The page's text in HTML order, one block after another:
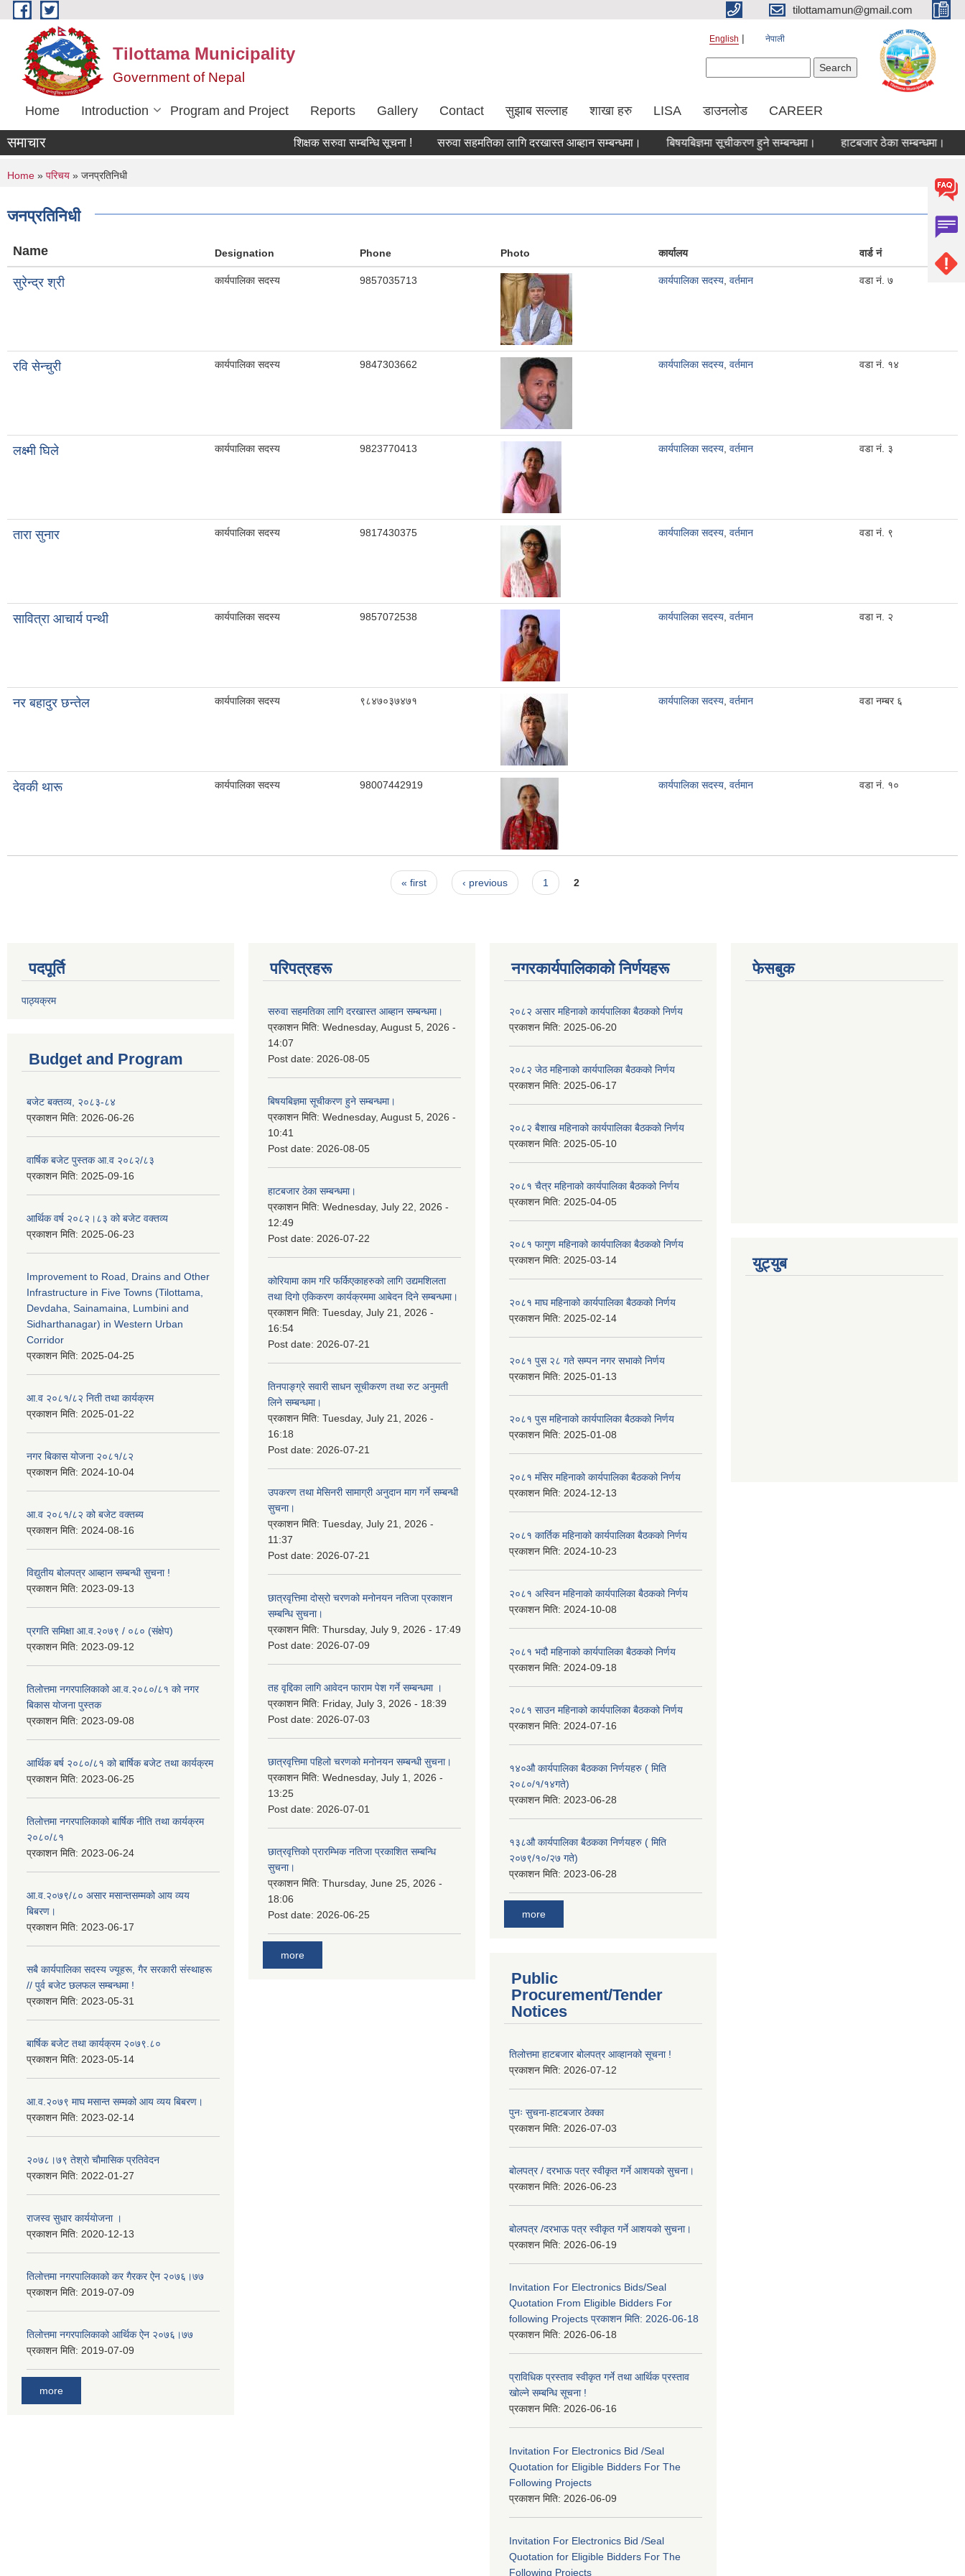
Skip to main content tilottamamun@gmail.com
Tilottama Municipality
Government of Nepal
English नेपाली
Home Introduction Program and Project Reports Gallery Contact सुझाब सल्लाह शाखा हरु LISA डाउनलोड CAREER
समाचार शिक्षक सरुवा सम्बन्धि सूचना ! सरुवा सहमतिका लागि दरखास्त आब्हान सम्बन्धमा। बिषयबिज्ञमा सूचीकरण हुने सम्बन्धमा। हाटबजार ठेका सम्बन्धमा।
You are here
Home » परिचय » जनप्रतिनिधी
जनप्रतिनिधी
Name Designation Phone Photo कार्यालय वार्ड नं
सुरेन्द्र श्री कार्यपालिका सदस्य 9857035713 कार्यपालिका सदस्य वर्तमान वडा नं. ७
रवि सेन्चुरी कार्यपालिका सदस्य 9847303662 कार्यपालिका सदस्य वर्तमान वडा नं. १४
लक्ष्मी घिले कार्यपालिका सदस्य 9823770413 कार्यपालिका सदस्य वर्तमान वडा नं. ३
तारा सुनार कार्यपालिका सदस्य 9817430375 कार्यपालिका सदस्य वर्तमान वडा नं. ९
सावित्रा आचार्य पन्थी कार्यपालिका सदस्य 9857072538 कार्यपालिका सदस्य वर्तमान वडा न. २
नर बहादुर छन्तेल कार्यपालिका सदस्य ९८४७०३७४७१ कार्यपालिका सदस्य वर्तमान वडा नम्बर ६
देवकी थारू कार्यपालिका सदस्य 98007442919 कार्यपालिका सदस्य वर्तमान वडा नं. १०
« first ‹ previous 1 2
पदपूर्ति
पाठ्यक्रम
Budget and Program
बजेट बक्तव्य, २०८३-८४
प्रकाशन मिति: 2026-06-26
वार्षिक बजेट पुस्तक आ.व २०८२/८३
प्रकाशन मिति: 2025-09-16
आर्थिक वर्ष २०८२।८३ को बजेट वक्तव्य
प्रकाशन मिति: 2025-06-23
Improvement to Road, Drains and Other
Infrastructure in Five Towns (Tilottama,
Devdaha, Sainamaina, Lumbini and
Sidharthanagar) in Western Urban
Corridor
प्रकाशन मिति: 2025-04-25
आ.व २०८१/८२ निती तथा कार्यक्रम
प्रकाशन मिति: 2025-01-22
नगर बिकास योजना २०८१/८२
प्रकाशन मिति: 2024-10-04
आ.व २०८१/८२ को बजेट वक्तब्य
प्रकाशन मिति: 2024-08-16
विद्युतीय बोलपत्र आब्हान सम्बन्धी सुचना !
प्रकाशन मिति: 2023-09-13
प्रगति समिक्षा आ.व.२०७९ / ०८० (संक्षेप)
प्रकाशन मिति: 2023-09-12
तिलोत्तमा नगरपालिकाको आ.व.२०८०/८१ को नगर
बिकास योजना पुस्तक
प्रकाशन मिति: 2023-09-08
आर्थिक बर्ष २०८०/८१ को बार्षिक बजेट तथा कार्यक्रम
प्रकाशन मिति: 2023-06-25
तिलोत्तमा नगरपालिकाको बार्षिक नीति तथा कार्यक्रम
२०८०/८१
प्रकाशन मिति: 2023-06-24
आ.व.२०७९/८० असार मसान्तसम्मको आय व्यय
बिबरण।
प्रकाशन मिति: 2023-06-17
सबै कार्यपालिका सदस्य ज्यूहरू, गैर सरकारी संस्थाहरू
// पुर्व बजेट छलफल सम्बन्धमा !
प्रकाशन मिति: 2023-05-31
बार्षिक बजेट तथा कार्यक्रम २०७९.८०
प्रकाशन मिति: 2023-05-14
आ.व.२०७९ माघ मसान्त सम्मको आय व्यय बिबरण।
प्रकाशन मिति: 2023-02-14
२०७८।७९ तेश्राे चाैमासिक प्रतिवेदन
प्रकाशन मिति: 2022-01-27
राजस्व सुधार कार्ययाेजना ।
प्रकाशन मिति: 2020-12-13
तिलोत्तमा नगरपालिकाको कर गैरकर ऐन २०७६।७७
प्रकाशन मिति: 2019-07-09
तिलोत्तमा नगरपालिकाको आर्थिक ऐन २०७६।७७
प्रकाशन मिति: 2019-07-09
more
परिपत्रहरू
सरुवा सहमतिका लागि दरखास्त आब्हान सम्बन्धमा।
प्रकाशन मिति: Wednesday, August 5, 2026 -
14:07
Post date: 2026-08-05
बिषयबिज्ञमा सूचीकरण हुने सम्बन्धमा।
प्रकाशन मिति: Wednesday, August 5, 2026 -
10:41
Post date: 2026-08-05
हाटबजार ठेका सम्बन्धमा।
प्रकाशन मिति: Wednesday, July 22, 2026 -
12:49
Post date: 2026-07-22
कोरियामा काम गरि फर्किएकाहरुको लागि उद्यमशिलता
तथा दिगो एकिकरण कार्यक्रममा आबेदन दिने सम्बन्धमा।
प्रकाशन मिति: Tuesday, July 21, 2026 -
16:54
Post date: 2026-07-21
तिनपाङ्ग्रे सवारी साधन सूचीकरण तथा रुट अनुमती
लिने सम्बन्धमा।
प्रकाशन मिति: Tuesday, July 21, 2026 -
16:18
Post date: 2026-07-21
उपकरण तथा मेसिनरी सामाग्री अनुदान माग गर्ने सम्बन्धी
सुचना।
प्रकाशन मिति: Tuesday, July 21, 2026 -
11:37
Post date: 2026-07-21
छात्रवृत्तिमा दोस्रो चरणको मनोनयन नतिजा प्रकाशन
सम्बन्धि सुचना।
प्रकाशन मिति: Thursday, July 9, 2026 - 17:49
Post date: 2026-07-09
तह वृद्दिका लागि आवेदन फाराम पेश गर्ने सम्बन्धमा ।
प्रकाशन मिति: Friday, July 3, 2026 - 18:39
Post date: 2026-07-03
छात्रवृत्तिमा पहिलो चरणको मनोनयन सम्बन्धी सुचना।
प्रकाशन मिति: Wednesday, July 1, 2026 -
13:25
Post date: 2026-07-01
छात्रवृत्तिको प्रारम्भिक नतिजा प्रकाशित सम्बन्धि
सुचना।
प्रकाशन मिति: Thursday, June 25, 2026 -
18:06
Post date: 2026-06-25
more
नगरकार्यपालिकाकाे निर्णयहरू
२०८२ असार महिनाको कार्यपालिका बैठकको निर्णय
प्रकाशन मिति: 2025-06-20
२०८२ जेठ महिनाको कार्यपालिका बैठकको निर्णय
प्रकाशन मिति: 2025-06-17
२०८२ बैशाख महिनाको कार्यपालिका बैठकको निर्णय
प्रकाशन मिति: 2025-05-10
२०८१ चैत्र महिनाको कार्यपालिका बैठकको निर्णय
प्रकाशन मिति: 2025-04-05
२०८१ फागुण महिनाको कार्यपालिका बैठकको निर्णय
प्रकाशन मिति: 2025-03-14
२०८१ माघ महिनाको कार्यपालिका बैठकको निर्णय
प्रकाशन मिति: 2025-02-14
२०८१ पुस २८ गते सम्प‍न नगर सभाको निर्णय
प्रकाशन मिति: 2025-01-13
२०८१ पुस महिनाको कार्यपालिका बैठकको निर्णय
प्रकाशन मिति: 2025-01-08
२०८१ मंसिर महिनाको कार्यपालिका बैठकको निर्णय
प्रकाशन मिति: 2024-12-13
२०८१ कार्तिक महिनाको कार्यपालिका बैठकको निर्णय
प्रकाशन मिति: 2024-10-23
२०८१ अस्विन महिनाको कार्यपालिका बैठकको निर्णय
प्रकाशन मिति: 2024-10-08
२०८१ भदौ महिनाको कार्यपालिका बैठकको निर्णय
प्रकाशन मिति: 2024-09-18
२०८१ साउन महिनाको कार्यपालिका बैठकको निर्णय
प्रकाशन मिति: 2024-07-16
१४०औ कार्यपालिका बैठकका निर्णयहरु ( मिति
२०८०/१/१४गते)
प्रकाशन मिति: 2023-06-28
१३८औ कार्यपालिका बैठकका निर्णयहरु ( मिति
२०७९/१०/२७ गते)
प्रकाशन मिति: 2023-06-28
more
Public
Procurement/Tender
Notices
तिलोत्तमा हाटबजार बोलपत्र आव्हानको सूचना !
प्रकाशन मिति: 2026-07-12
पुनः सुचना-हाटबजार ठेक्का
प्रकाशन मिति: 2026-07-03
बोलपत्र / दरभाऊ पत्र स्वीकृत गर्ने आशयको सुचना।
प्रकाशन मिति: 2026-06-23
बोलपत्र /दरभाऊ पत्र स्वीकृत गर्ने आशयको सुचना।
प्रकाशन मिति: 2026-06-19
Invitation For Electronics Bids/Seal
Quotation From Eligible Bidders For
following Projects प्रकाशन मिति: 2026-06-18
प्रकाशन मिति: 2026-06-18
प्राविधिक प्रस्ताव स्वीकृत गर्ने तथा आर्थिक प्रस्ताव
खोल्ने सम्बन्धि सूचना !
प्रकाशन मिति: 2026-06-16
Invitation For Electronics Bid /Seal
Quotation for Eligible Bidders For The
Following Projects
प्रकाशन मिति: 2026-06-09
Invitation For Electronics Bid /Seal
Quotation for Eligible Bidders For The
Following Projects
फेसबुक
युट्युब